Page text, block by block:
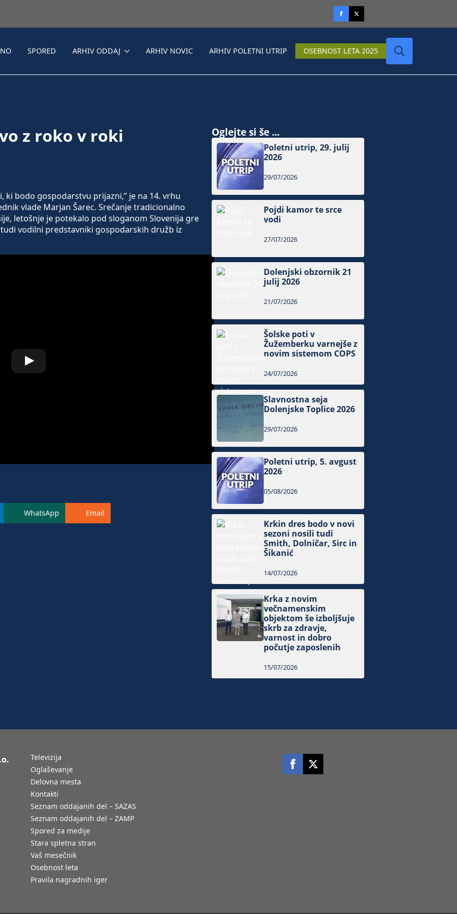
SPORED ARHIV ODDAJ ARHIV NOVIC ARHIV POLETNI UTRIP OSEBNOST LETA 2025
z roko v roki
ki bodo gospodarstvu prijazni,” je na 14. vrhu
vlade Marjan Šarec. Srečanje tradicionalno
letošnje je potekalo pod sloganom Slovenija gre
vodilni predstavniki gospodarskih družb iz
WhatsApp Email
Oglejte si še ...
Poletni utrip, 29. julij
2026
29/07/2026
Pojdi kamor te srce
vodi
27/07/2026
Dolenjski obzornik 21
julij 2026
21/07/2026
Šolske poti v
Žužemberku varnejše z
novim sistemom COPS
24/07/2026
Slavnostna seja
Dolenjske Toplice 2026
29/07/2026
Poletni utrip, 5. avgust
2026
05/08/2026
Krkin dres bodo v novi
sezoni nosili tudi
Smith, Dolničar, Sirc in
Šikanić
14/07/2026
Krka z novim
večnamenskim
objektom še izboljšuje
skrb za zdravje,
varnost in dobro
počutje zaposlenih
15/07/2026
Televizija
Oglaševanje
Delovna mesta
Kontakti
Seznam oddajanih del – SAZAS
Seznam oddajanih del – ZAMP
Spored za medije
Stara spletna stran
Vaš mesečnik
Osebnost leta
Pravila nagradnih iger